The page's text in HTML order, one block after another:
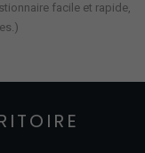
facile et rapide,